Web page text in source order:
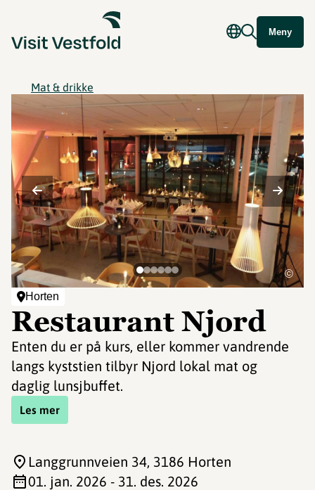
Meny
Mat & drikke
Horten
Restaurant Njord
Enten du er på kurs, eller kommer vandrende
langs kyststien tilbyr Njord lokal mat og
daglig lunsjbuffet.
Les mer
©
Langgrunnveien 34, 3186 Horten
01. jan. 2026 - 31. des. 2026